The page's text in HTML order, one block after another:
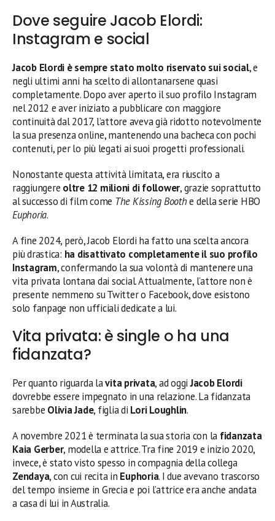
Dove seguire Jacob Elordi:
Instagram e social
Jacob Elordi è sempre stato molto riservato sui social, e
negli ultimi anni ha scelto di allontanarsene quasi
completamente. Dopo aver aperto il suo profilo Instagram
nel 2012 e aver iniziato a pubblicare con maggiore
continuità dal 2017, l’attore aveva già ridotto notevolmente
la sua presenza online, mantenendo una bacheca con pochi
contenuti, per lo più legati ai suoi progetti professionali.
Nonostante questa attività limitata, era riuscito a
raggiungere oltre 12 milioni di follower, grazie soprattutto
al successo di film come The Kissing Boothe della serie HBO
Euphoria.
A fine 2024, però, Jacob Elordi ha fatto una scelta ancora
più drastica: ha disattivato completamente il suo profilo
Instagram, confermando la sua volontà di mantenere una
vita privata lontana dai social. Attualmente, l’attore non è
presente nemmeno su Twitter o Facebook, dove esistono
solo fanpage non ufficiali dedicate a lui.
Vita privata: è single o ha una
fidanzata?
Per quanto riguarda lavita privata, ad oggiJacob Elordi
dovrebbe essere impegnato in una relazione. La fidanzata
sarebbe Olivia Jade, figlia di Lori Loughlin.
A novembre 2021 è terminata la sua storia con la fidanzata
Kaia Gerber, modella e attrice. Tra fine 2019 e inizio 2020,
invece, è stato visto spesso in compagnia della collega
Zendaya, con cui recita in Euphoria. I due avevano trascorso
del tempo insieme in Grecia e poi l’attrice era anche andata
a casa di lui in Australia.